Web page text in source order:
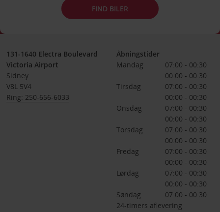
FIND BILER
131-1640 Electra Boulevard
Victoria Airport
Sidney
V8L 5V4
Ring: 250-656-6033
Åbningstider
Mandag
07:00 - 00:30
00:00 - 00:30
Tirsdag
07:00 - 00:30
00:00 - 00:30
Onsdag
07:00 - 00:30
00:00 - 00:30
Torsdag
07:00 - 00:30
00:00 - 00:30
Fredag
07:00 - 00:30
00:00 - 00:30
Lørdag
07:00 - 00:30
00:00 - 00:30
Søndag
07:00 - 00:30
24-timers aflevering